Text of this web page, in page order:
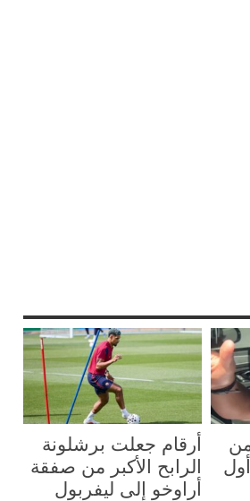
أرقام جعلت برشلونة
الرابح الأكبر من صفقة
أراوخو إلى ليفربول